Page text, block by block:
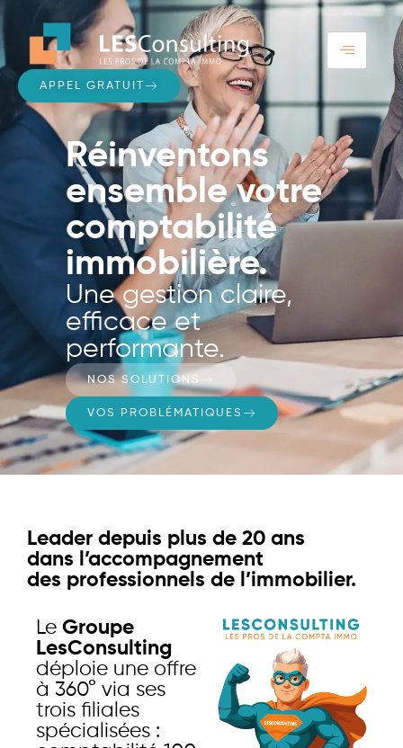
APPEL GRATUIT
Réinventons
ensemble votre
comptabilité
immobilière.
Une gestion claire,
efficace et
performante.
NOS SOLUTIONS
VOS PROBLÉMATIQUES
Leader depuis plus de 20 ans
dans l’accompagnement
des professionnels de l’immobilier.
Le Groupe
LesConsulting
déploie une offre
à 360° via ses
trois filiales
spécialisées :